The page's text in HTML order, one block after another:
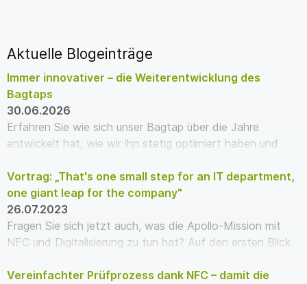
Aktuelle Blogeinträge
Immer innovativer – die Weiterentwicklung des
Bagtaps
30.06.2026
Erfahren Sie wie sich unser Bagtap über die Jahre
entwickelt hat, wie wir ihn stetig optimiert haben und
Vortrag: „That's one small step for an IT department,
one giant leap for the company"
26.07.2023
Fragen Sie sich jetzt auch, was die Apollo-Mission mit
NFC und Digitalisierung zu tun hat? Auf den ersten Blick
Vereinfachter Prüfprozess dank NFC – damit die